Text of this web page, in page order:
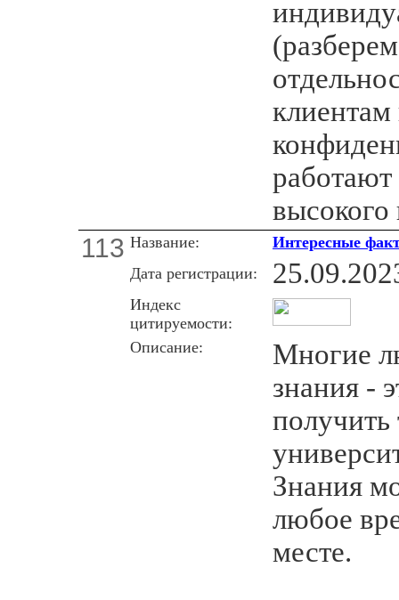
клиентам
высокого
113 Название:
Интересные
Дата регистрации:
Индекс
цитируемости:
Описание:
Многие
знания -
получить
Знания
любое
месте.